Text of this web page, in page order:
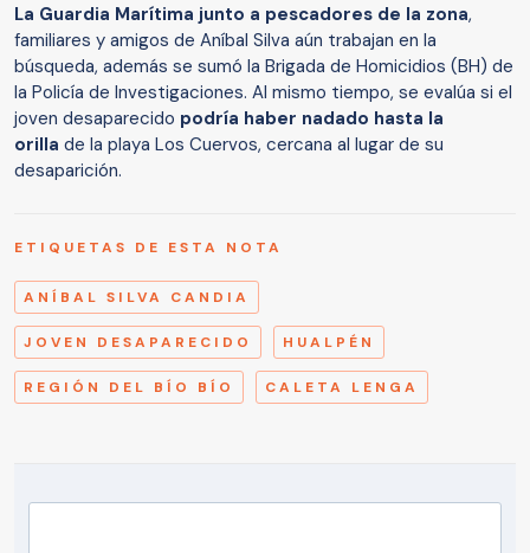
La Guardia Marítima junto a pescadores de la zona,
familiares y amigos de Aníbal Silva aún trabajan en la
búsqueda, además se sumó la Brigada de Homicidios (BH) de
la Policía de Investigaciones. Al mismo tiempo, se evalúa si el
joven desaparecido podría haber nadado hasta la
orilla de la playa Los Cuervos, cercana al lugar de su
desaparición.
ETIQUETAS DE ESTA NOTA
ANÍBAL SILVA CANDIA
JOVEN DESAPARECIDO HUALPÉN
REGIÓN DEL BÍO BÍO CALETA LENGA